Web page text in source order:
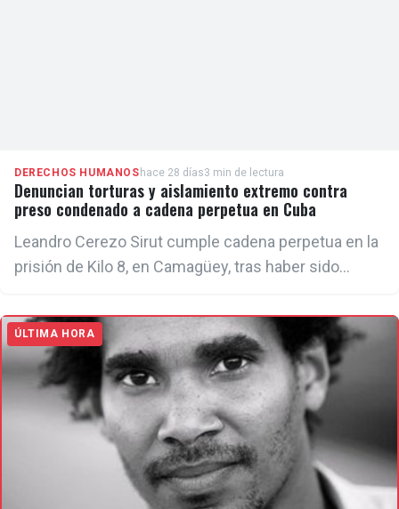
DERECHOS HUMANOS hace 28 días3 min de lectura
Denuncian torturas y aislamiento extremo contra
preso condenado a cadena perpetua en Cuba
Leandro Cerezo Sirut cumple cadena perpetua en la
prisión de Kilo 8, en Camagüey, tras haber sido
para abandonar Cuba en 2007.
ÚLTIMA HORA